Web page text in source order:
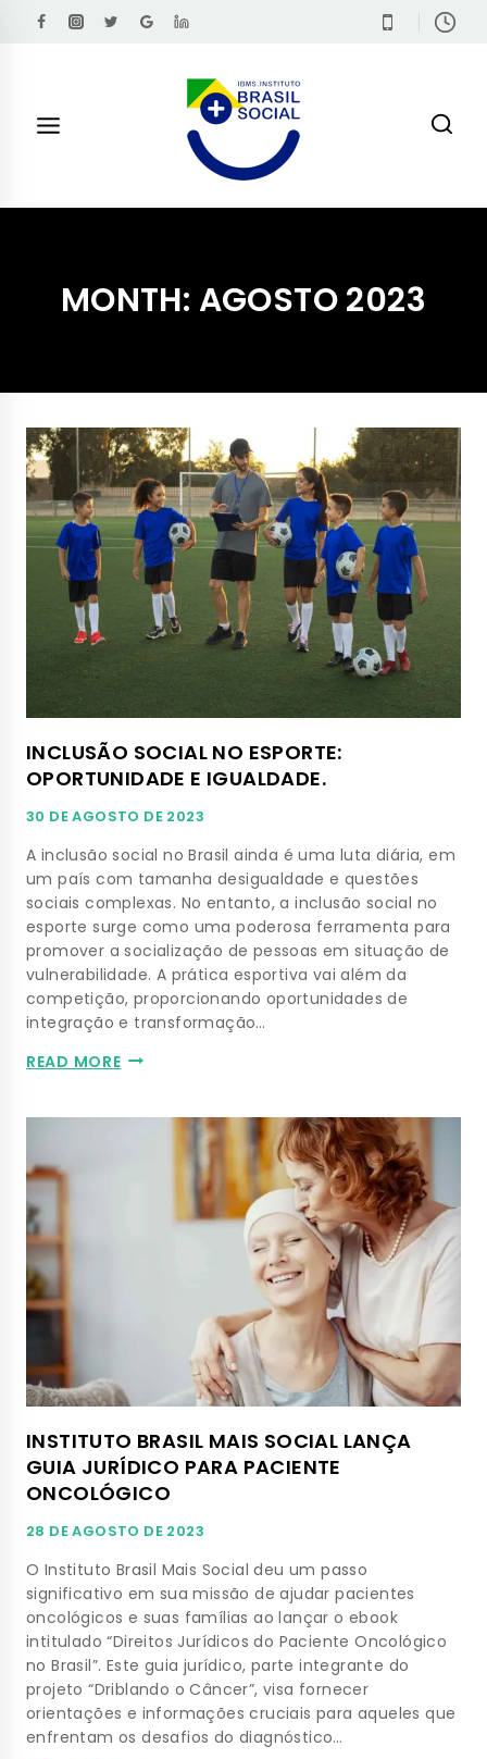
MONTH: AGOSTO 2023
INCLUSÃO SOCIAL NO ESPORTE:
OPORTUNIDADE E IGUALDADE.
30 DE AGOSTO DE 2023
A inclusão social no Brasil ainda é uma luta diária, em
um país com tamanha desigualdade e questões
sociais complexas. No entanto, a inclusão social no
esporte surge como uma poderosa ferramenta para
promover a socialização de pessoas em situação de
vulnerabilidade. A prática esportiva vai além da
competição, proporcionando oportunidades de
integração e transformação…
READ MORE
INSTITUTO BRASIL MAIS SOCIAL LANÇA
GUIA JURÍDICO PARA PACIENTE
ONCOLÓGICO
28 DE AGOSTO DE 2023
O Instituto Brasil Mais Social deu um passo
significativo em sua missão de ajudar pacientes
oncológicos e suas famílias ao lançar o ebook
intitulado “Direitos Jurídicos do Paciente Oncológico
no Brasil”. Este guia jurídico, parte integrante do
projeto “Driblando o Câncer”, visa fornecer
orientações e informações cruciais para aqueles que
enfrentam os desafios do diagnóstico…